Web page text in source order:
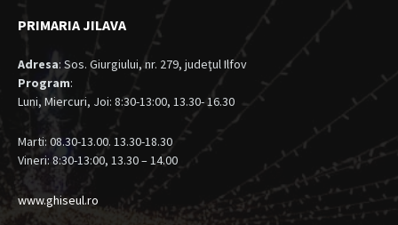
PRIMARIA JILAVA
Adresa: Sos. Giurgiului, nr. 279, judeţul Ilfov
Program:
Luni, Miercuri, Joi: 8:30-13:00, 13.30- 16.30
Marti: 08.30-13.00. 13.30-18.30
Vineri: 8:30-13:00, 13.30 – 14.00
www.ghiseul.ro